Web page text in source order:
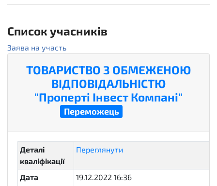
Список учасників
Заява на участь
ТОВАРИСТВО З ОБМЕЖЕНОЮ
ВІДПОВІДАЛЬНІСТЮ
"Проперті Інвест Компані"
Переможець active
Деталі
кваліфікації
Переглянути
Дата
19.12.2022 16:36